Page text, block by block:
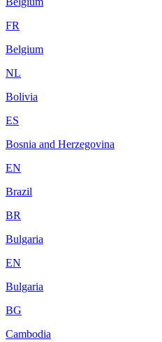
FR
Belgium
NL
Bolivia
ES
Bosnia and Herzegovina
EN
Brazil
BR
Bulgaria
EN
Bulgaria
BG
Cambodia